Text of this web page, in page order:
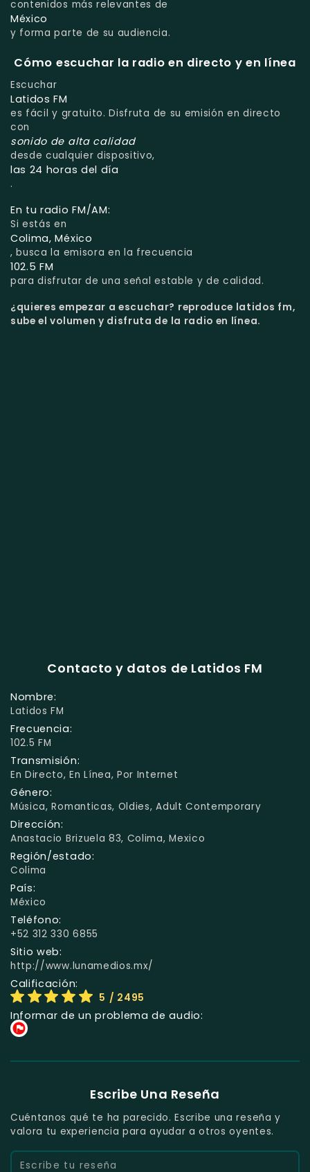
contenidos más relevantes de
México
y forma parte de su audiencia.
Cómo escuchar la radio en directo y en línea
Escuchar
Latidos FM
es fácil y gratuito. Disfruta de su emisión en directo
con
sonido de alta calidad
desde cualquier dispositivo,
las 24 horas del día
.
En tu radio FM/AM:
Si estás en
Colima, México
, busca la emisora en la frecuencia
102.5 FM
para disfrutar de una señal estable y de calidad.
¿quieres empezar a escuchar? reproduce latidos fm,
sube el volumen y disfruta de la radio en línea.
Contacto y datos de Latidos FM
Nombre:
Latidos FM
Frecuencia:
102.5 FM
Transmisión:
En Directo, En Línea, Por Internet
Género:
Música, Romanticas, Oldies, Adult Contemporary
Dirección:
Anastacio Brizuela 83, Colima, Mexico
Región/estado:
Colima
País:
México
Teléfono:
+52 312 330 6855
Sitio web:
http://www.lunamedios.mx/
Calificación:
5 / 2495
Informar de un problema de audio:
Escribe Una Reseña
Cuéntanos qué te ha parecido. Escribe una reseña y
valora tu experiencia para ayudar a otros oyentes.